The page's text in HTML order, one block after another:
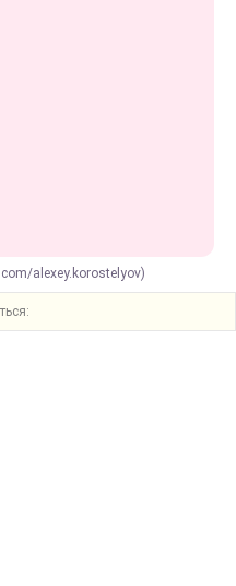
alexey.korostelyov)